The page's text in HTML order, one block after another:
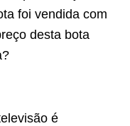
foi vendida com
desta bota
é